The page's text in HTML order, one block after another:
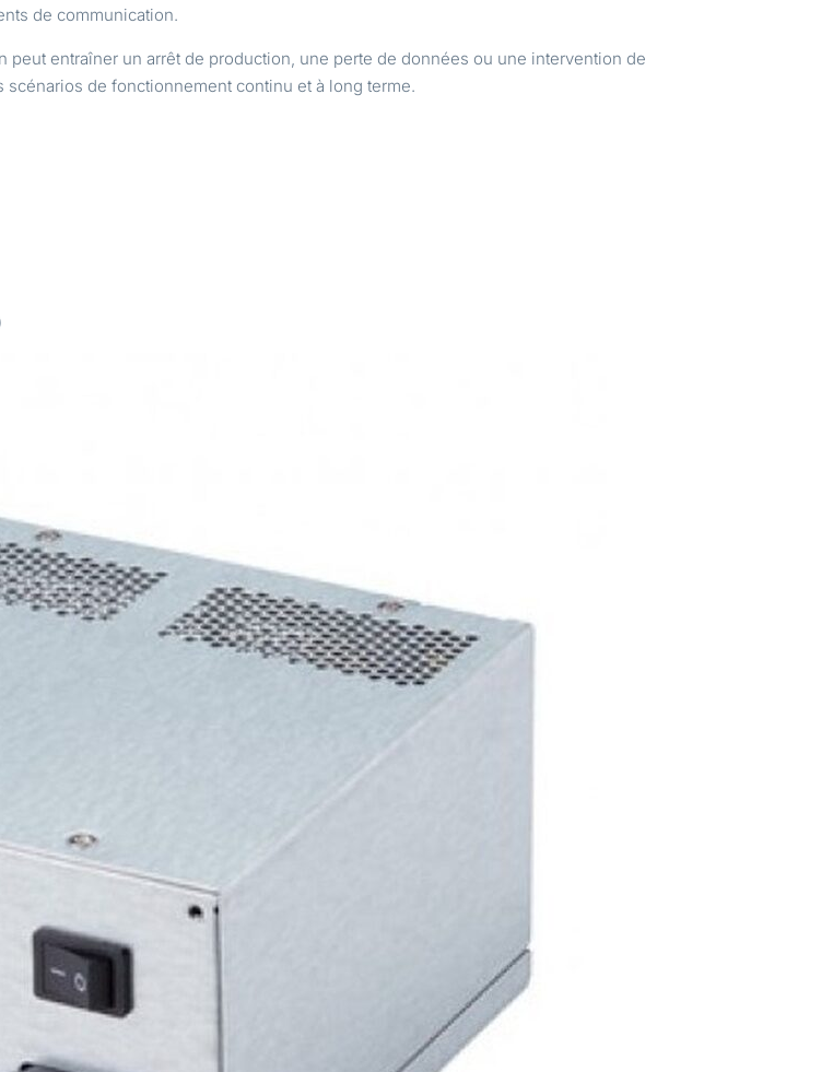
de communication.
entraîner un arrêt de production, une perte de données ou une intervention de
de fonctionnement continu et à long terme.